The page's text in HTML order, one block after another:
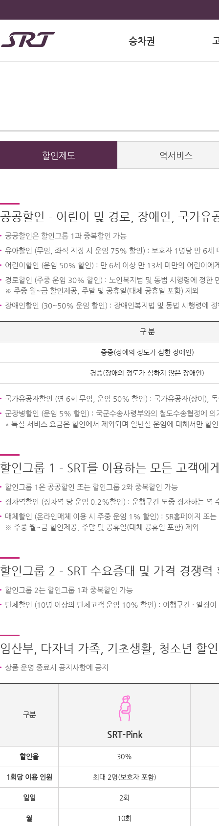
승차권
할인제도 역서비스
공공할인 - 어린이 및 경로, 장애인, 국가유
공공할인은 할인그룹 1과 중복할인 가능
유아할인 (무임, 좌석 지정 시 운임 75% 할인) : 보호자 1명당 만 6
어린이할인 (운임 50% 할인) : 만 6세 이상 만 13세 미만의 어린이에
경로할인 (주중 운임 30% 할인) : 노인복지법 및 동법 시행령에 정한
※ 주중 월~금 할인제공, 주말 및 공휴일(대체 공휴일 포함) 제외
장애인할인 (30~50% 운임 할인) : 장애인복지법 및 동법 시행령에
구 분
중증(장애의 정도가 심한 장애인)
경증(장애의 정도가 심하지 않은 장애인)
국가유공자할인 (연 6회 무임, 운임 50% 할인) : 국가유공자(상이),
군장병할인 (운임 5% 할인) : 국군수송사령부와의 철도수송협정에 의
* 특실 서비스 요금은 할인에서 제외되며 일반실 운임에 대해서만 할
할인그룹 1 - SRT를 이용하는 모든 고객에
할인그룹 1은 공공할인 또는 할인그룹 2와 중복할인 가능
정차역할인 (정차역 당 운임 0.2%할인) : 운행구간 도중 정차하는 역
매체할인 (온라인매체 이용 시 주중 운임 1% 할인) : SR홈페이지 또
※ 주중 월~금 할인제공, 주말 및 공휴일(대체 공휴일 포함) 제외
할인그룹 2 - SRT 수요증대 및 가격 경쟁
할인그룹 2는 할인그룹 1과 중복할인 가능
단체할인 (10명 이상의 단체고객 운임 10% 할인) : 여행구간 · 일정
임산부, 다자녀 가족, 기초생활, 청소년 할인
상품 운영 종료시 공지사항에 공지
구분
SRT-Pink
할인율 30%
1회당 이용 인원 최대 2명(보호자 포함)
일일 2회
월 10회